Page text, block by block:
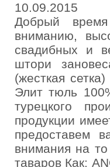
10.09.2015
Добрый
вниманию,
свадибных и
штори
(жесткая
Элит тюль
турецкого
продукции
предоставем
внимания на
таваров Как: